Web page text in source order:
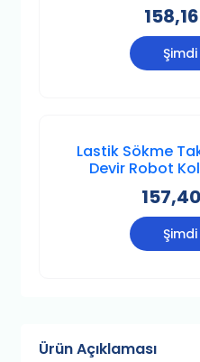
Lastik Sökme
Devir Robot
Ürün Açıklaması